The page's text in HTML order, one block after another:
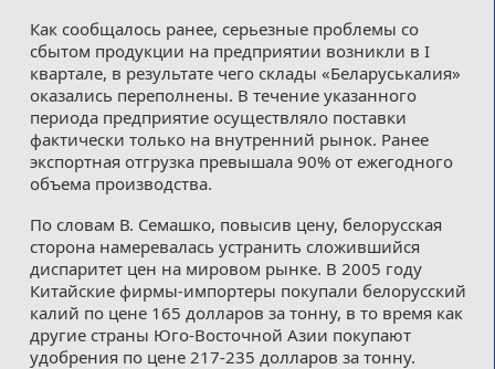
Как сообщалось ранее, серьезные проблемы со
сбытом продукции на предприятии возникли в I
квартале, в результате чего склады «Беларуськалия»
оказались переполнены. В течение указанного
периода предприятие осуществляло поставки
фактически только на внутренний рынок. Ранее
экспортная отгрузка превышала 90% от ежегодного
объема производства.
По словам В. Семашко, повысив цену, белорусская
сторона намеревалась устранить сложившийся
диспаритет цен на мировом рынке. В 2005 году
Китайские фирмы-импортеры покупали белорусский
калий по цене 165 долларов за тонну, в то время как
другие страны Юго-Восточной Азии покупают
удобрения по цене 217-235 долларов за тонну.